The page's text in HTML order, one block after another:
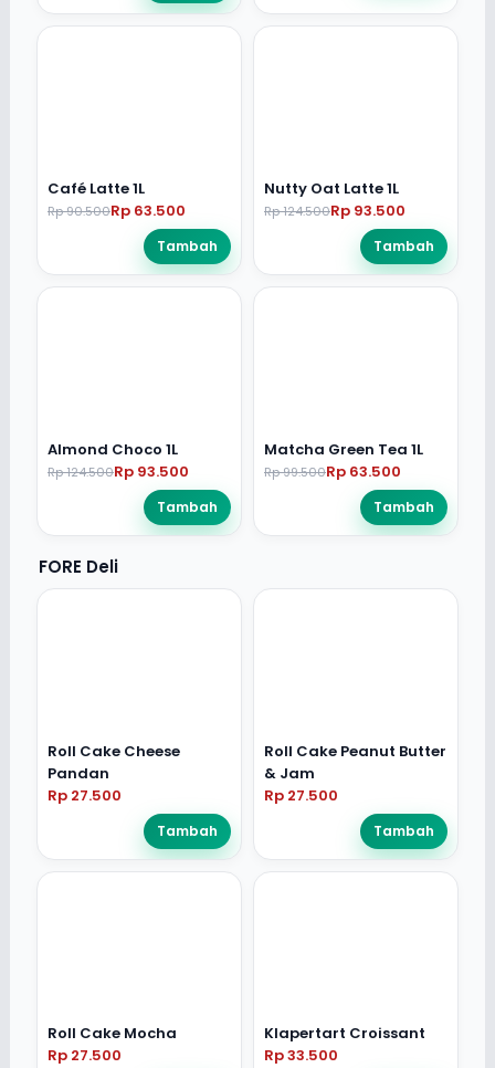
Café Latte 1L
Rp 90.500Rp 63.500
Tambah
Nutty Oat Latte 1L
Rp 124.500Rp 93.500
Tambah
Almond Choco 1L
Rp 124.500Rp 93.500
Tambah
Matcha Green Tea 1L
Rp 99.500Rp 63.500
Tambah
FORE Deli
Roll Cake Cheese
Pandan
Rp 27.500
Tambah
Roll Cake Peanut Butter
& Jam
Rp 27.500
Tambah
Roll Cake Mocha
Rp 27.500
Klapertart Croissant
Rp 33.500